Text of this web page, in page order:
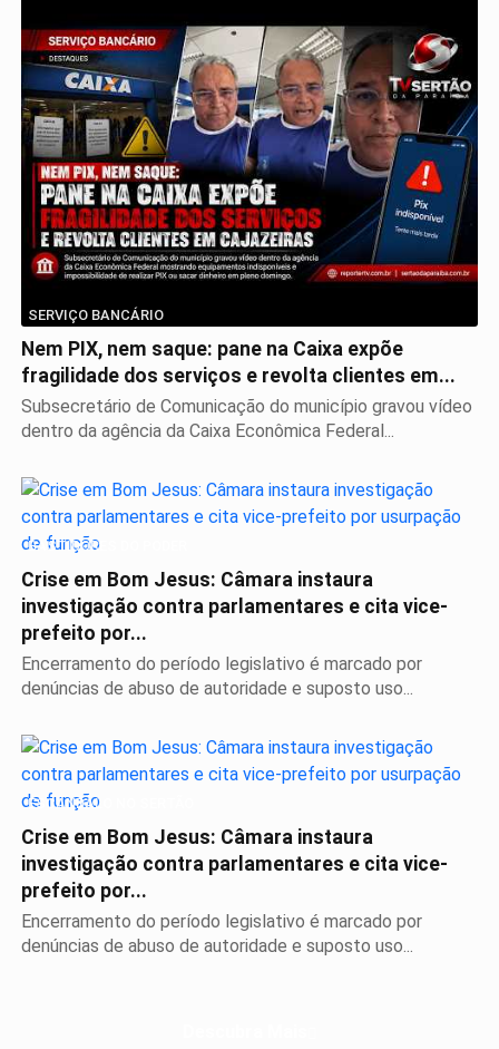
SERVIÇO BANCÁRIO
Nem PIX, nem saque: pane na Caixa expõe
fragilidade dos serviços e revolta clientes em...
Subsecretário de Comunicação do município gravou vídeo
dentro da agência da Caixa Econômica Federal...
BASTIDORES DO PODER
Crise em Bom Jesus: Câmara instaura
investigação contra parlamentares e cita vice-
prefeito por...
Encerramento do período legislativo é marcado por
denúncias de abuso de autoridade e suposto uso...
ESCÂNDALO NO SERTÃO
Crise em Bom Jesus: Câmara instaura
investigação contra parlamentares e cita vice-
prefeito por...
Encerramento do período legislativo é marcado por
denúncias de abuso de autoridade e suposto uso...